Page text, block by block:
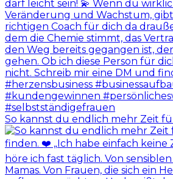
So kannst du endlich mehr Zeit